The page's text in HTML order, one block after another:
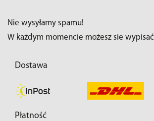
Nie wysyłamy spamu!
W każdym momencie możesz sie wypisać
Dostawa
Płatność